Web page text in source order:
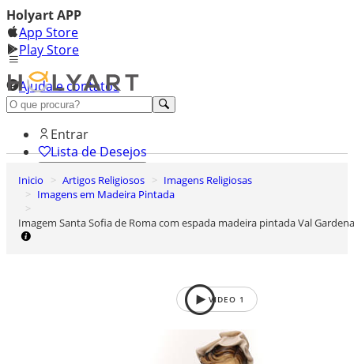
Holyart APP
App Store
Play Store
Ajuda e contatos
Conheça premium
Entrar
Lista de Desejos
0
Carrinho de Compras
Inicio Artigos Religiosos
Imagens Religiosas
Imagens em Madeira Pintada
Imagem Santa Sofia de Roma com espada madeira pintada Val Gardena
VIDEO 1